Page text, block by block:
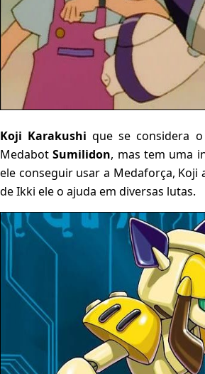
Koji Karakushi que se considera
MedabotSumilidon, mas tem uma
ele conseguir usar a Medaforça, Koji
de Ikki ele o ajuda em diversas lutas.